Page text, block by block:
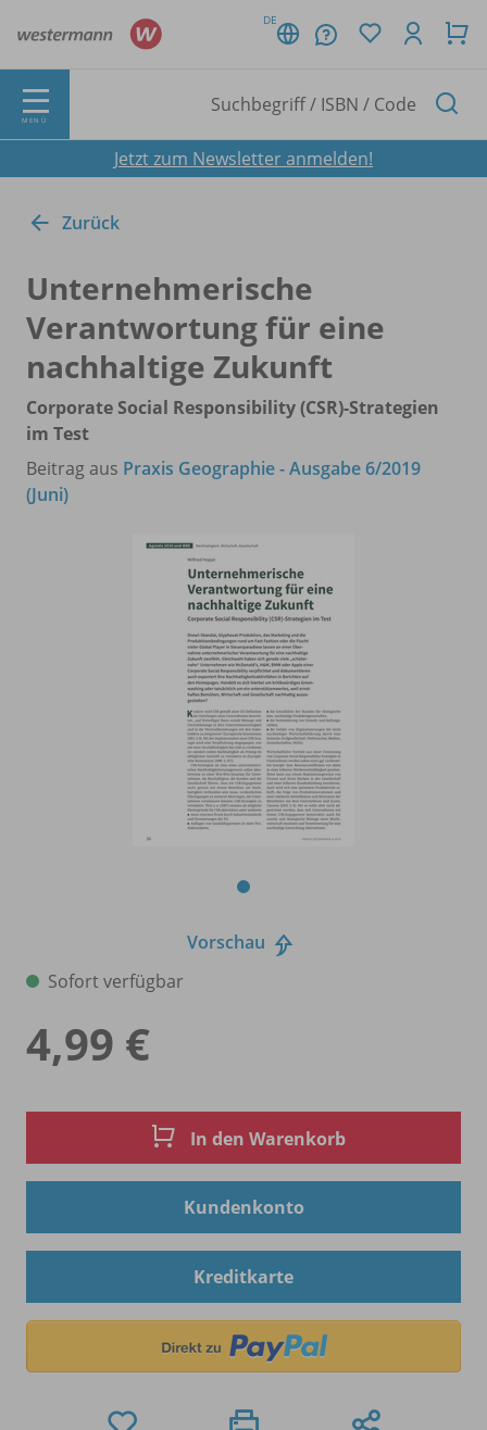
DE
MENÜ
Jetzt zum Newsletter anmelden!
Zurück
Unternehmerische
Verantwortung für eine
nachhaltige Zukunft
Corporate Social Responsibility (CSR)-Strategien
im Test
Beitrag aus Praxis Geographie - Ausgabe 6/2019
(Juni)
Vorschau
Sofort verfügbar
4,99 €
In den Warenkorb
Kundenkonto
Kreditkarte